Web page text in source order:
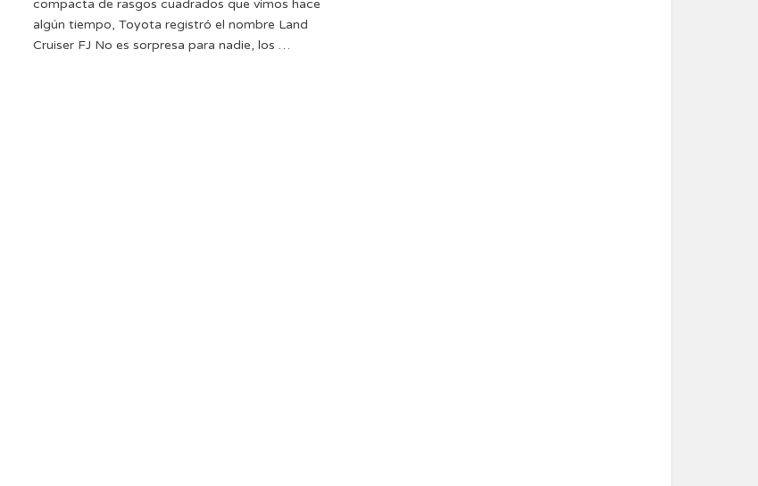
compacta de rasgos cuadrados que vimos hace
algún tiempo, Toyota registró el nombre Land
Cruiser FJ No es sorpresa para nadie, los …